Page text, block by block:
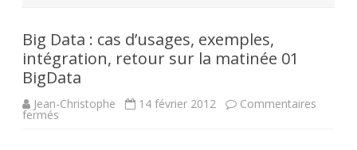
Big Data : cas d’usages, exemples,
intégration, retour sur la matinée 01
BigData
Jean-Christophe 14 février 2012 Commentaires
fermés